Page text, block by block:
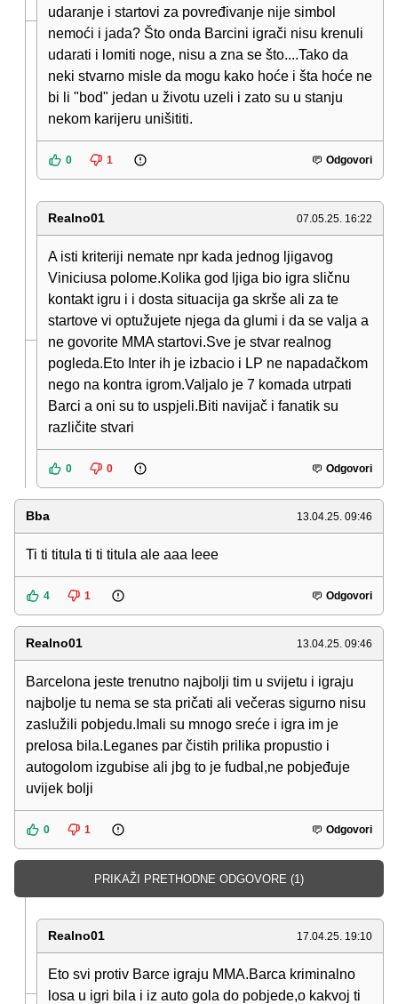
udaranje i startovi za povređivanje nije simbol
nemoći i jada? Što onda Barcini igrači nisu krenuli
udarati i lomiti noge, nisu a zna se što....Tako da
neki stvarno misle da mogu kako hoće i šta hoće ne
bi li "bod" jedan u životu uzeli i zato su u stanju
nekom karijeru unišititi.
0 1 Odgovori
Realno01 07.05.25. 16:22
A isti kriteriji nemate npr kada jednog ljigavog
Viniciusa polome.Kolika god ljiga bio igra sličnu
kontakt igru i i dosta situacija ga skrše ali za te
startove vi optužujete njega da glumi i da se valja a
ne govorite MMA startovi.Sve je stvar realnog
pogleda.Eto Inter ih je izbacio i LP ne napadačkom
nego na kontra igrom.Valjalo je 7 komada utrpati
Barci a oni su to uspjeli.Biti navijač i fanatik su
različite stvari
0 0 Odgovori
Bba 13.04.25. 09:46
Ti ti titula ti ti titula ale aaa leee
4 1 Odgovori
Realno01 13.04.25. 09:46
Barcelona jeste trenutno najbolji tim u svijetu i igraju
najbolje tu nema se sta pričati ali večeras sigurno nisu
zaslužili pobjedu.Imali su mnogo sreće i igra im je
prelosa bila.Leganes par čistih prilika propustio i
autogolom izgubise ali jbg to je fudbal,ne pobjeđuje
uvijek bolji
0 1 Odgovori
PRIKAŽI PRETHODNE ODGOVORE (1)
Realno01 17.04.25. 19:10
Eto svi protiv Barce igraju MMA.Barca kriminalno
losa u igri bila i iz auto gola do pobjede,o kakvoj ti